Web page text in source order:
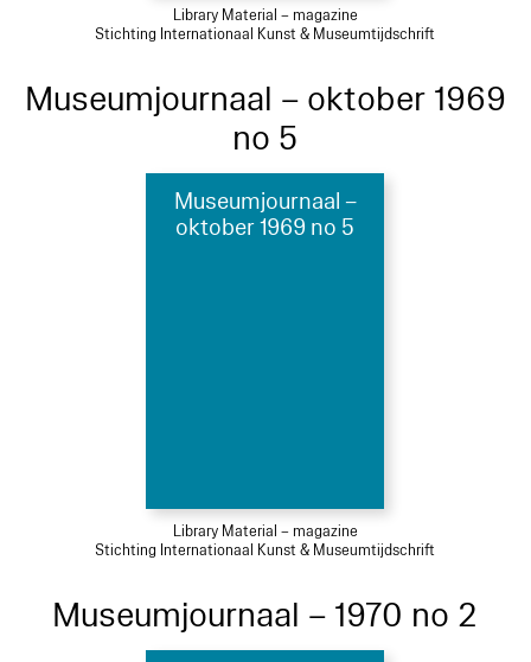
Library Material – magazine
Stichting Internationaal Kunst & Museumtijdschrift
Museumjournaal – oktober 1969
no 5
Museumjournaal –
oktober 1969 no 5
Library Material – magazine
Stichting Internationaal Kunst & Museumtijdschrift
Museumjournaal – 1970 no 2